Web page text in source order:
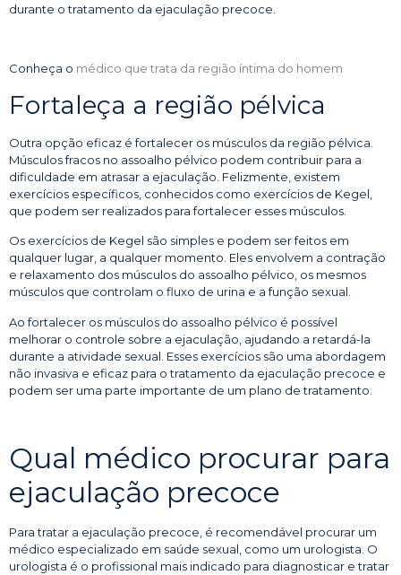
durante o tratamento da ejaculação precoce.
Conheça o médico que trata da região íntima do homem
Fortaleça a região pélvica
Outra opção eficaz é fortalecer os músculos da região pélvica.
Músculos fracos no assoalho pélvico podem contribuir para a
dificuldade em atrasar a ejaculação. Felizmente, existem
exercícios específicos, conhecidos como exercícios de Kegel,
que podem ser realizados para fortalecer esses músculos.
Os exercícios de Kegel são simples e podem ser feitos em
qualquer lugar, a qualquer momento. Eles envolvem a contração
e relaxamento dos músculos do assoalho pélvico, os mesmos
músculos que controlam o fluxo de urina e a função sexual.
Ao fortalecer os músculos do assoalho pélvico é possível
melhorar o controle sobre a ejaculação, ajudando a retardá-la
durante a atividade sexual. Esses exercícios são uma abordagem
não invasiva e eficaz para o tratamento da ejaculação precoce e
podem ser uma parte importante de um plano de tratamento.
Qual médico procurar para
ejaculação precoce
Para tratar a ejaculação precoce, é recomendável procurar um
médico especializado em saúde sexual, como um urologista. O
urologista é o profissional mais indicado para diagnosticar e tratar